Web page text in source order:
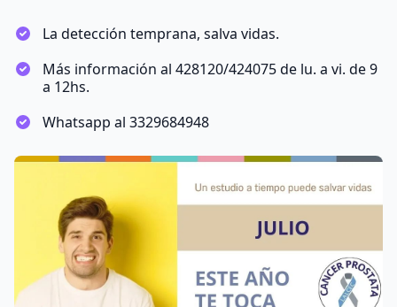
La detección temprana, salva vidas.
Más información al 428120/424075 de lu. a vi. de 9
a 12hs.
Whatsapp al 3329684948